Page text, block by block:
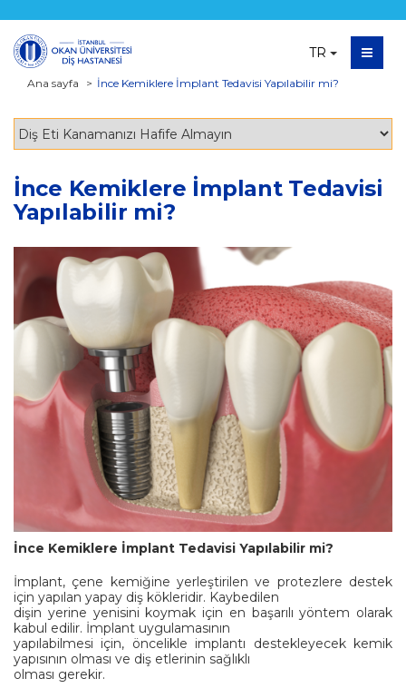
TR
Ana sayfa İnce Kemiklere İmplant Tedavisi Yapılabilir mi?
İnce Kemiklere İmplant Tedavisi
Yapılabilir mi?
İnce Kemiklere İmplant Tedavisi Yapılabilir mi?
İmplant, çene kemiğine yerleştirilen ve protezlere destek
için yapılan yapay diş kökleridir. Kaybedilen
dişin yerine yenisini koymak için en başarılı yöntem olarak
kabul edilir. İmplant uygulamasının
yapılabilmesi için, öncelikle implantı destekleyecek kemik
yapısının olması ve diş etlerinin sağlıklı
olması gerekir.